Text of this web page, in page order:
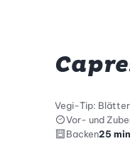
Vegi-Tip:
Vor- und
Backen25 min